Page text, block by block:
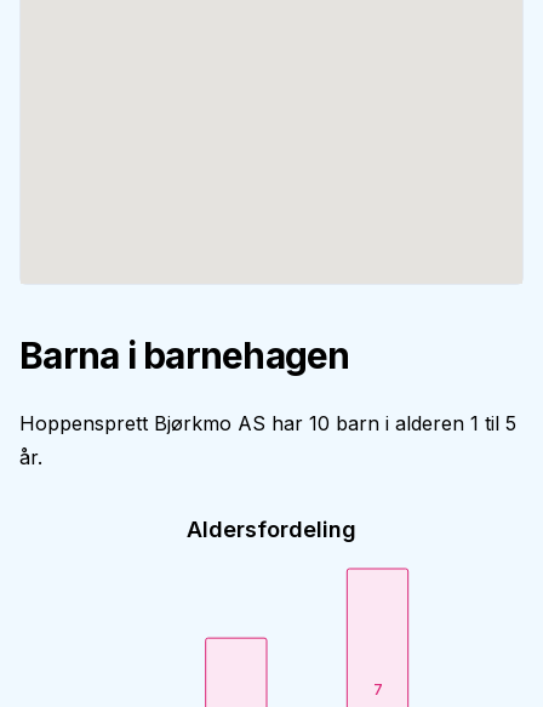
Barna i barnehagen
Hoppensprett Bjørkmo AS har 10 barn i alderen 1 til 5
år.
Aldersfordeling
7